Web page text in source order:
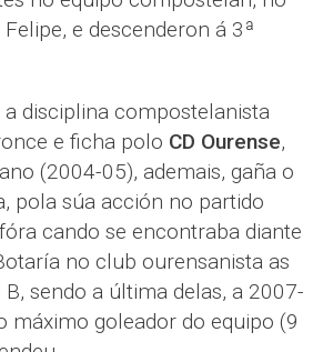
e descenderon á 3ª
disciplina compostelanista
e ficha polo CD Ourense,
(2004-05), ademais, gaña o
pola súa acción no partido
cando se encontraba diante
no club ourensanista as
sendo a última delas, a 2007-
máximo goleador do equipo (9